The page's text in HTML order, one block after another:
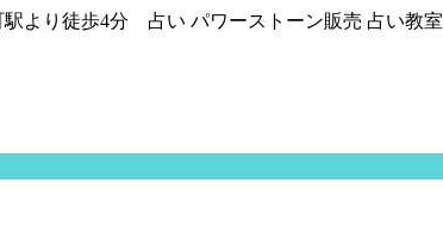
より徒歩4分 占い パワーストーン販売 占い教室